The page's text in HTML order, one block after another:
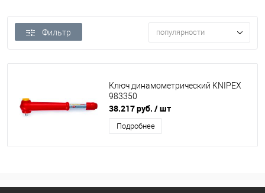
Фильтр популярности
Ключ динамометрический KNIPEX
983350
38.217 руб. / шт
Подробнее